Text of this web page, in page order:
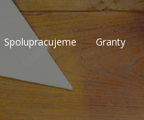
Spolupracujeme Granty